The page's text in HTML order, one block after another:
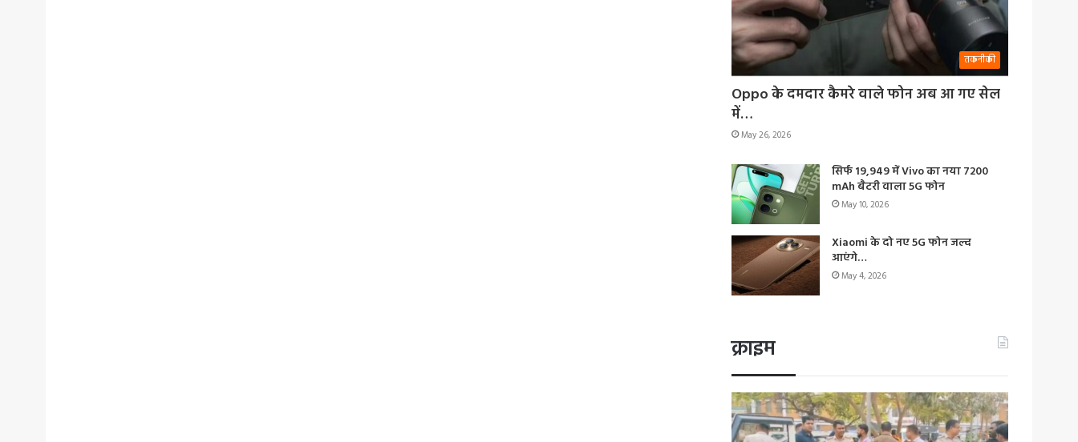
तकनीकी
Oppo के दमदार कैमरे वाले फोन अब आ गए सेल
में…
May 26, 2026
सिर्फ 19,949 में Vivo का नया 7200
mAh बैटरी वाला 5G फोन
May 10, 2026
Xiaomi के दो नए 5G फोन जल्द
आएंगे…
May 4, 2026
क्राइम